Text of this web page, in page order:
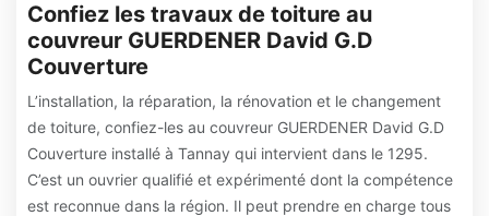
Confiez les travaux de toiture au
couvreur GUERDENER David G.D
Couverture
L’installation, la réparation, la rénovation et le changement
de toiture, confiez-les au couvreur GUERDENER David G.D
Couverture installé à Tannay qui intervient dans le 1295.
C’est un ouvrier qualifié et expérimenté dont la compétence
est reconnue dans la région. Il peut prendre en charge tous